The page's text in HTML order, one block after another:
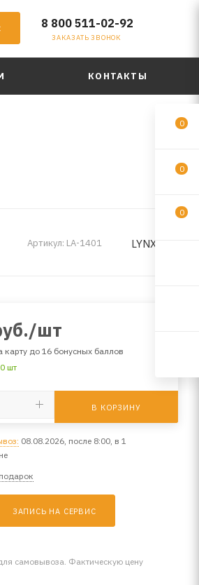
8 800 511-02-92
ЗАКАЗАТЬ ЗВОНОК
КОНТАКТЫ
Артикул: LA-1401 LYNXauto
/шт
карту до 16 бонусных баллов
шт
В КОРЗИНУ
08.08.2026, после 8:00, в 1
ЗАПИСЬ НА СЕРВИС
самовывоза. Фактическую цену
0
0
0